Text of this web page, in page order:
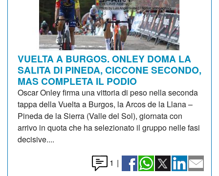
VUELTA A BURGOS. ONLEY DOMA LA
SALITA DI PINEDA, CICCONE SECONDO,
MAS COMPLETA IL PODIO
Oscar Onley firma una vittoria di peso nella seconda
tappa della Vuelta a Burgos, la Arcos de la Llana –
Pineda de la Sierra (Valle del Sol), giornata con
arrivo in quota che ha selezionato il gruppo nelle fasi
decisive....
1 |